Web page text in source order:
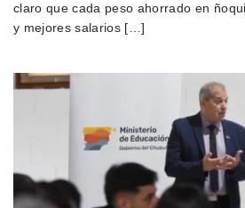
claro que cada peso ahorrado en
y mejores salarios […]